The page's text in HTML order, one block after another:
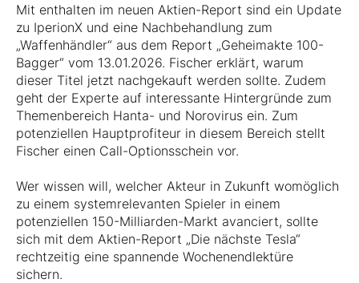
Mit enthalten im neuen Aktien-Report sind ein Update
zu IperionX und eine Nachbehandlung zum
„Waffenhändler“ aus dem Report „Geheimakte 100-
Bagger“ vom 13.01.2026. Fischer erklärt, warum
dieser Titel jetzt nachgekauft werden sollte. Zudem
geht der Experte auf interessante Hintergründe zum
Themenbereich Hanta- und Norovirus ein. Zum
potenziellen Hauptprofiteur in diesem Bereich stellt
Fischer einen Call-Optionsschein vor.
Wer wissen will, welcher Akteur in Zukunft womöglich
zu einem systemrelevanten Spieler in einem
potenziellen 150-Milliarden-Markt avanciert, sollte
sich mit dem Aktien-Report „Die nächste Tesla“
rechtzeitig eine spannende Wochenendlektüre
sichern.